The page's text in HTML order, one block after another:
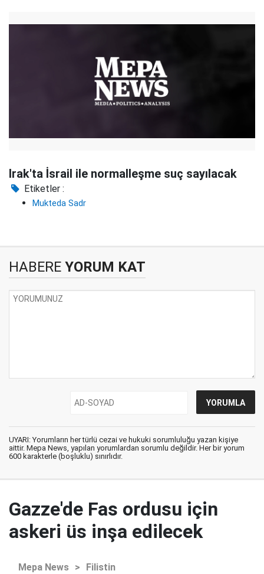
Irak'ta İsrail ile normalleşme suç sayılacak
Etiketler :
Mukteda Sadr
HABERE YORUM KAT
UYARI: Yorumların her türlü cezai ve hukuki sorumluluğu yazan kişiye
aittir. Mepa News, yapılan yorumlardan sorumlu değildir. Her bir yorum
600 karakterle (boşluklu) sınırlıdır.
Gazze'de Fas ordusu için
askeri üs inşa edilecek
Mepa News > Filistin